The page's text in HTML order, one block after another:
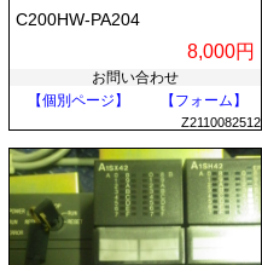
C200HW-PA204
8,000円
お問い合わせ
【個別ページ】
【フォーム】
Z2110082512